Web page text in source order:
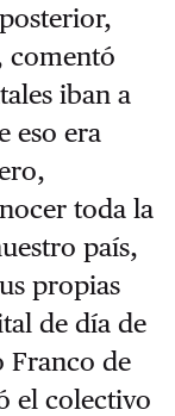
comentó
iban a
eso era
toda la
país,
propias
de día de
Franco de
el colectivo